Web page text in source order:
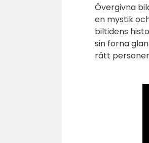
Övergivna
en mystik
biltidens
sin forna
rätt